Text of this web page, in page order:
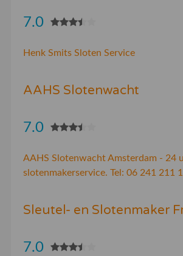
7.0
Henk Smits Sloten Service
AAHS Slotenwacht
7.0
AAHS Slotenwacht Amsterdam - 24
slotenmakerservice. Tel: 06 241 211
Sleutel- en Slotenmaker
7.0